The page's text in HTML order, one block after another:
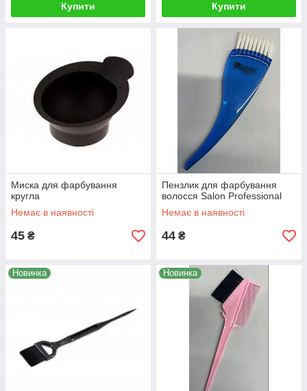
Купити Купити
Миска для фарбування
кругла
Немає в наявності
45 ₴
Пензлик для фарбування
волосся Salon Professional
Немає в наявності
44 ₴
Новинка Новинка